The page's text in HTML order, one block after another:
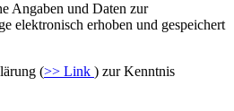
Angaben und Daten zur
elektronisch erhoben und gespeichert
(>> Link ) zur Kenntnis